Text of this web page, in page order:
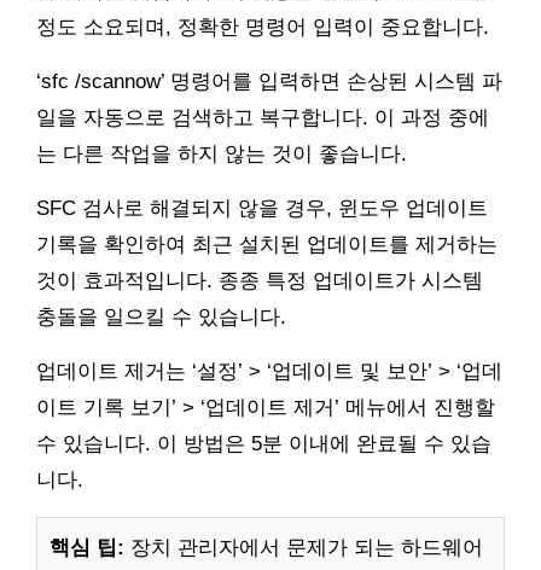
정도 소요되며, 정확한 명령어 입력이 중요합니다.
‘sfc /scannow’ 명령어를 입력하면 손상된 시스템 파
일을 자동으로 검색하고 복구합니다. 이 과정 중에
는 다른 작업을 하지 않는 것이 좋습니다.
SFC 검사로 해결되지 않을 경우, 윈도우 업데이트
기록을 확인하여 최근 설치된 업데이트를 제거하는
것이 효과적입니다. 종종 특정 업데이트가 시스템
충돌을 일으킬 수 있습니다.
업데이트 제거는 ‘설정’ > ‘업데이트 및 보안’ > ‘업데
이트 기록 보기’ > ‘업데이트 제거’ 메뉴에서 진행할
수 있습니다. 이 방법은 5분 이내에 완료될 수 있습
니다.
핵심 팁: 장치 관리자에서 문제가 되는 하드웨어